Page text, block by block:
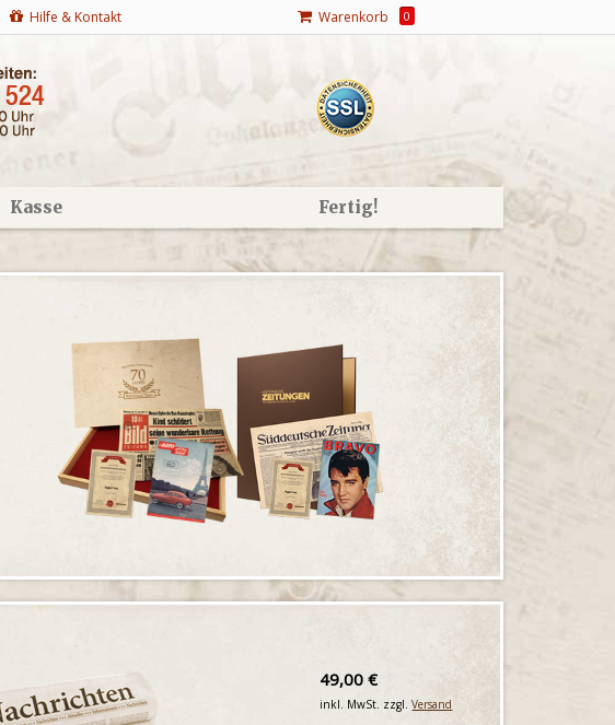
Hilfe & Kontakt Warenkorb 0
Kasse Fertig!
49,00 €
inkl. MwSt. zzgl.Versand